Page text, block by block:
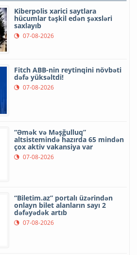
Kiberpolis xarici saytlara
hücumlar təşkil edən şəxsləri
saxlayıb
07-08-2026
Fitch ABB-nin reytinqini növbəti
dəfə yüksəltdi!
07-08-2026
“Əmək və Məşğulluq”
altsistemində hazırda 65 mindən
çox aktiv vakansiya var
07-08-2026
“Biletim.az” portalı üzərindən
onlayn bilet alanların sayı 2
dəfəyədək artıb
07-08-2026